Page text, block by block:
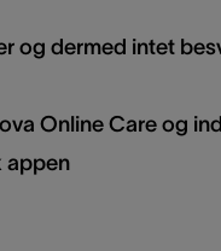
og dermed intet
Online Care og
appen